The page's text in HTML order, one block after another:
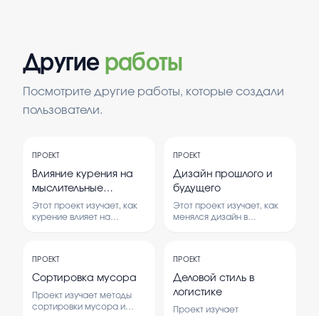
Другие работы
Посмотрите другие работы, которые создали
пользователи.
ПРОЕКТ
Влияние курения на
мыслительные
способности
человека проект
Этот проект изучает, как
курение влияет на
данные и проводится
опрос среди людей.
ПРОЕКТ
Дизайн прошлого и
будущего
Этот проект изучает, как
менялся дизайн в
основные тенденции и
идеи, связанные с
ПРОЕКТ
Сортировка мусора
Проект изучает методы
сортировки мусора и
ПРОЕКТ
Деловой стиль в
логистике
Проект изучает